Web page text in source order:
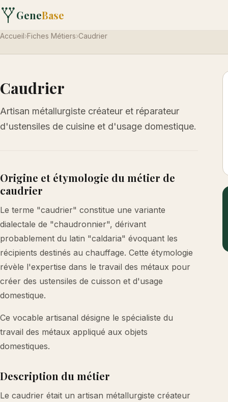
GeneBase
Accueil›Fiches Métiers›Caudrier
Caudrier
Artisan métallurgiste créateur et réparateur
d'ustensiles de cuisine et d'usage domestique.
Origine et étymologie du métier de
caudrier
Le terme "caudrier" constitue une variante
dialectale de "chaudronnier", dérivant
probablement du latin "caldaria" évoquant les
récipients destinés au chauffage. Cette étymologie
révèle l'expertise dans le travail des métaux pour
créer des ustensiles de cuisson et d'usage
domestique.
Ce vocable artisanal désigne le spécialiste du
travail des métaux appliqué aux objets
domestiques.
Description du métier
Le caudrier était un artisan métallurgiste créateur